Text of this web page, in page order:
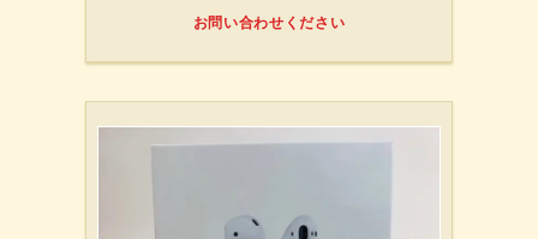
のリピーターのお客様から
た。
お問い合わせください